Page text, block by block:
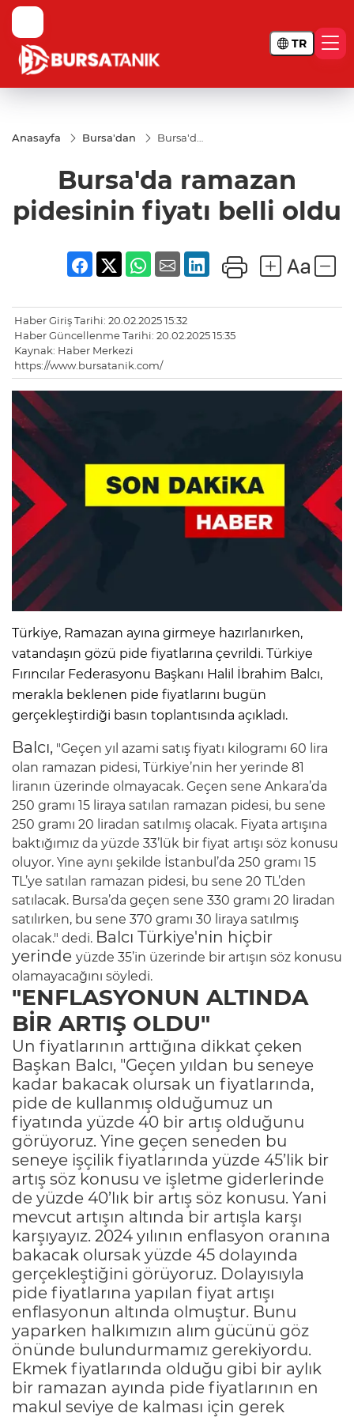
TR
Anasayfa Bursa'dan
Bursa'da
fiyatı
belli oldu
Bursa'da ramazan
pidesinin fiyatı belli oldu
Haber Giriş Tarihi: 20.02.2025 15:32
Haber Güncellenme Tarihi: 20.02.2025 15:35
Kaynak: Haber Merkezi
https://www.bursatanik.com/
Türkiye, Ramazan ayına girmeye hazırlanırken,
vatandaşın gözü pide fiyatlarına çevrildi. Türkiye
Fırıncılar Federasyonu Başkanı Halil İbrahim Balcı,
merakla beklenen pide fiyatlarını bugün
gerçekleştirdiği basın toplantısında açıkladı.
Balcı, "Geçen yıl azami satış fiyatı kilogramı 60 lira
olan ramazan pidesi, Türkiye’nin her yerinde 81
liranın üzerinde olmayacak. Geçen sene Ankara’da
250 gramı 15 liraya satılan ramazan pidesi, bu sene
250 gramı 20 liradan satılmış olacak. Fiyata artışına
baktığımız da yüzde 33’lük bir fiyat artışı söz konusu
oluyor. Yine aynı şekilde İstanbul’da 250 gramı 15
TL’ye satılan ramazan pidesi, bu sene 20 TL’den
satılacak. Bursa’da geçen sene 330 gramı 20 liradan
satılırken, bu sene 370 gramı 30 liraya satılmış
olacak." dedi. Balcı Türkiye'nin hiçbir
yerinde yüzde 35’in üzerinde bir artışın söz konusu
olamayacağını söyledi.
"ENFLASYONUN ALTINDA
BİR ARTIŞ OLDU"
Un fiyatlarının arttığına dikkat çeken
Başkan Balcı, "Geçen yıldan bu seneye
kadar bakacak olursak un fiyatlarında,
pide de kullanmış olduğumuz un
fiyatında yüzde 40 bir artış olduğunu
görüyoruz. Yine geçen seneden bu
seneye işçilik fiyatlarında yüzde 45’lik bir
artış söz konusu ve işletme giderlerinde
de yüzde 40’lık bir artış söz konusu. Yani
mevcut artışın altında bir artışla karşı
karşıyayız. 2024 yılının enflasyon oranına
bakacak olursak yüzde 45 dolayında
gerçekleştiğini görüyoruz. Dolayısıyla
pide fiyatlarına yapılan fiyat artışı
enflasyonun altında olmuştur. Bunu
yaparken halkımızın alım gücünü göz
önünde bulundurmamız gerekiyordu.
Ekmek fiyatlarında olduğu gibi bir aylık
bir ramazan ayında pide fiyatlarının en
makul seviye de kalması için gerek